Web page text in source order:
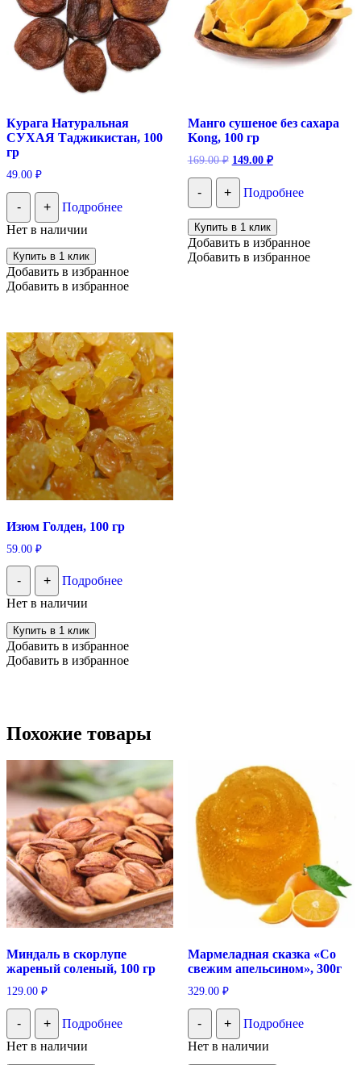
Курага Натуральная
СУХАЯ Таджикистан, 100
гр
49.00 ₽
- +
Подробнее
Нет в наличии
Купить в 1 клик
Добавить в избранное
Добавить в избранное
Манго сушеное без сахара
Kong, 100 гр
169.00₽ Первоначальная
составляла
169.00 ₽.
149.00 ₽Текущая
149.00 ₽.
- + Подробнее
Купить в 1 клик
Добавить в избранное
Добавить в избранное
Изюм Голден, 100 гр
59.00 ₽
- +
Подробнее
Нет в наличии
Купить в 1 клик
Добавить в избранное
Добавить в избранное
Похожие товары
Миндаль в скорлупе
жареный соленый, 100 гр
129.00 ₽
- +
Подробнее
Нет в наличии
Мармеладная сказка «Со
свежим апельсином», 300г
329.00 ₽
- +
Подробнее
Нет в наличии